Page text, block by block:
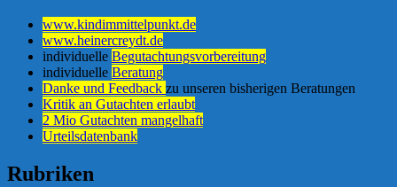
www.kindimmittelpunkt.de
www.heinercreydt.de
individuelle Begutachtungsvorbereitung
individuelle Beratung
Danke und Feedback zu unseren bisherigen Beratungen
Kritik an Gutachten erlaubt
2 Mio Gutachten mangelhaft
Urteilsdatenbank
Rubriken